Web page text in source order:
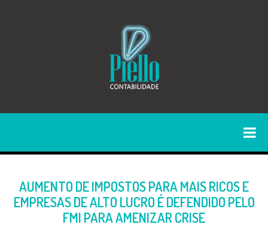
AUMENTO DE IMPOSTOS PARA MAIS RICOS E
EMPRESAS DE ALTO LUCRO É DEFENDIDO PELO
FMI PARA AMENIZAR CRISE